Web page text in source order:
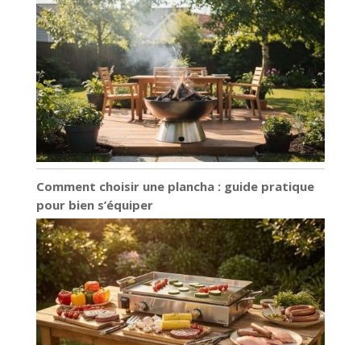
Comment choisir une plancha : guide pratique
pour bien s’équiper